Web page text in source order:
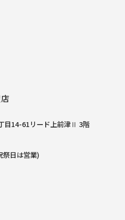
目14-61リード上前津Ⅱ 3階
日は営業)